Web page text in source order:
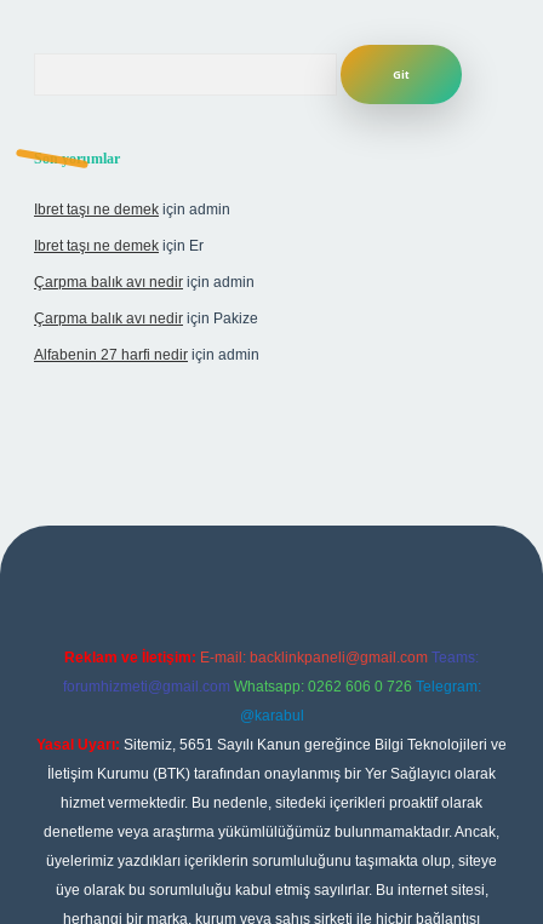
Son yorumlar
Ibret taşı ne demek için admin
Ibret taşı ne demek için Er
Çarpma balık avı nedir için admin
Çarpma balık avı nedir için Pakize
Alfabenin 27 harfi nedir için admin
giriş
Reklam ve İletişim: E-mail: backlinkpaneli@gmail.com Teams:
forumhizmeti@gmail.com Whatsapp: 0262 606 0 726 Telegram:
@karabul
Yasal Uyarı: Sitemiz, 5651 Sayılı Kanun gereğince Bilgi Teknolojileri ve
İletişim Kurumu (BTK) tarafından onaylanmış bir Yer Sağlayıcı olarak
hizmet vermektedir. Bu nedenle, sitedeki içerikleri proaktif olarak
denetleme veya araştırma yükümlülüğümüz bulunmamaktadır. Ancak,
üyelerimiz yazdıkları içeriklerin sorumluluğunu taşımakta olup, siteye
üye olarak bu sorumluluğu kabul etmiş sayılırlar. Bu internet sitesi,
herhangi bir marka, kurum veya şahıs şirketi ile hiçbir bağlantısı